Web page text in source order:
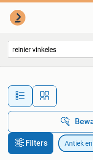
Filters Antiek